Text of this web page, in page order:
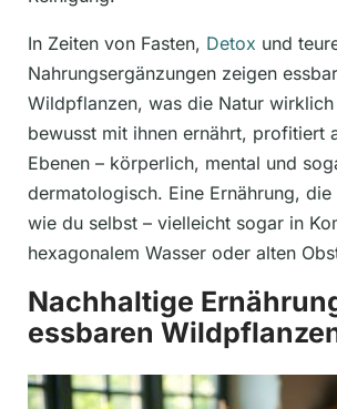
In Zeiten von Fasten, Detox und
Nahrungsergänzungen zeigen
Wildpflanzen, was die Natur
bewusst mit ihnen ernährt, profitiert
Ebenen – körperlich, mental und
dermatologisch. Eine Ernährung,
wie du selbst – vielleicht sogar in
hexagonalem Wasser oder alten
Nachhaltige
essbaren